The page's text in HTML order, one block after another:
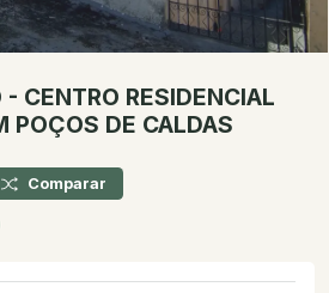
- CENTRO RESIDENCIAL
POÇOS DE CALDAS
Comparar